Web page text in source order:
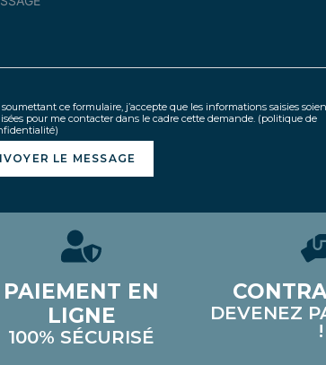
ce formulaire, j’accepte que les informations saisies
pour me contacter dans le cadre cette demande. (politique de
LE MESSAGE
PAIEMENT EN
LIGNE
100% SÉCURISÉ
DEVENEZ
!